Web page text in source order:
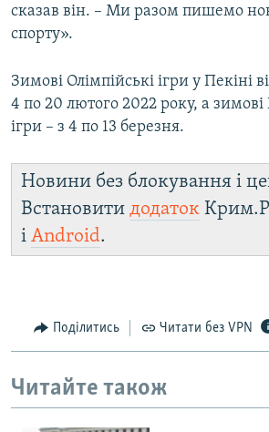
сказав він. – Ми разом пишемо
спорту».
Зимові Олімпійські ігри у Пекіні
4 по 20 лютого 2022 року, а зимові
ігри – з 4 по 13 березня.
Новини без блокування і
Встановити додаток
і Android.
Поділитись Читати без VPN
Читайте також